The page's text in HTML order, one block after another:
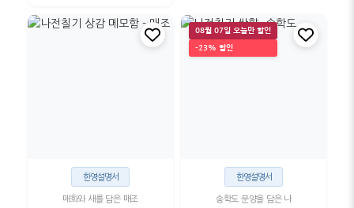
한영설명서
매화와 새를 담은 매조
08월 07일 오늘만 할인
-23% 할인
한영설명서
송학도 문양을 담은 나